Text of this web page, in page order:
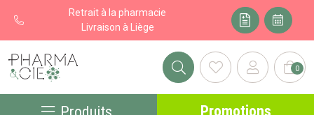
Retrait à la pharmacie
Livraison à Liège
Pharma&cie - Pharmacie des Franchises Votre export 0
Promotions